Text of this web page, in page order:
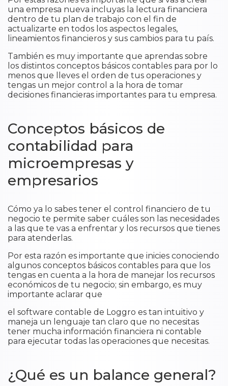
una empresa nueva incluyas la lectura financiera
dentro de tu plan de trabajo con el fin de
actualizarte en todos los aspectos legales,
lineamientos financieros y sus cambios para tu país.
También es muy importante que aprendas sobre
los distintos conceptos básicos contables para por lo
menos que lleves el orden de tus operaciones y
tengas un mejor control a la hora de tomar
decisiones financieras importantes para tu empresa.
Conceptos básicos de
contabilidad para
microempresas y
empresarios
​Cómo ya lo sabes tener el control financiero de tu
negocio te permite saber cuáles son las necesidades
a las que te vas a enfrentar y los recursos que tienes
para atenderlas.
Por esta razón es importante que inicies conociendo
algunos conceptos básicos contables para que los
tengas en cuenta a la hora de manejar los recursos
económicos de tu negocio; sin embargo, es muy
importante aclarar que
el software contable de Loggro es tan intuitivo y
maneja un lenguaje tan claro que no necesitas
tener mucha información financiera ni contable
para ejecutar todas las operaciones que necesitas.
¿Qué es un balance general?